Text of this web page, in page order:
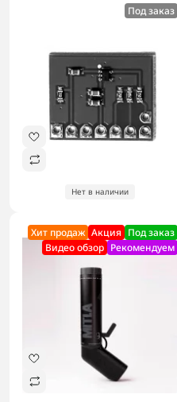
Под заказ
Нет в наличии
Хит продаж Акция Под заказ
Видео обзор Рекомендуем